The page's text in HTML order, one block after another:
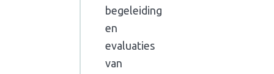
begeleiding
en
evaluaties
van